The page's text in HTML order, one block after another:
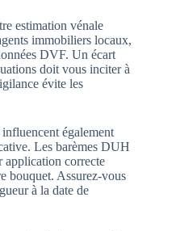
estimation vénale
immobiliers locaux,
DVF. Un écart
doit vous inciter à
évite les
également
Les barèmes DUH
application correcte
bouquet. Assurez-vous
à la date de